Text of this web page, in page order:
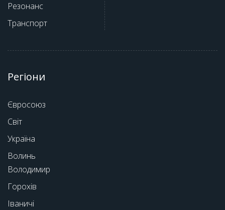
Резонанс
Транспорт
Регіони
Євросоюз
Світ
Україна
Волинь
Володимир
Горохів
Іваничі